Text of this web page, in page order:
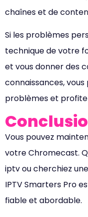
chaînes et de
Si les problèmes
technique de votre
et vous donner des
connaissances,
problèmes et
Vous pouvez
votre Chromecast.
iptv ou cherchiez
IPTV Smarters Pro
fiable et abordable.